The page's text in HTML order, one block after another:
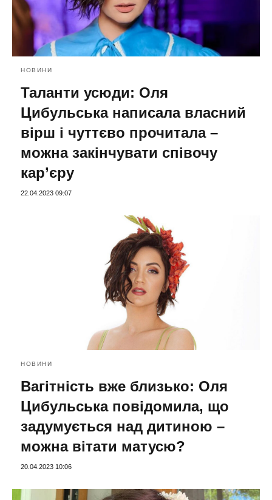
НОВИНИ
Таланти усюди: Оля
Цибульська написала власний
вірш і чуттєво прочитала –
можна закінчувати співочу
кар’єру
22.04.2023 09:07
НОВИНИ
Вагітність вже близько: Оля
Цибульська повідомила, що
задумується над дитиною –
можна вітати матусю?
20.04.2023 10:06